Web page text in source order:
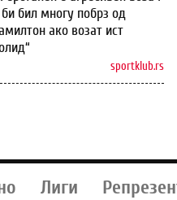
бил многу побрз од
ако возат ист
sportklub.rs
Лиги